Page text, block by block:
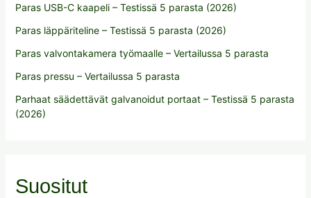
Paras USB-C kaapeli – Testissä 5 parasta (2026)
Paras läppäriteline – Testissä 5 parasta (2026)
Paras valvontakamera työmaalle – Vertailussa 5 parasta
Paras pressu – Vertailussa 5 parasta
Parhaat säädettävät galvanoidut portaat – Testissä 5 parasta
(2026)
Suositut